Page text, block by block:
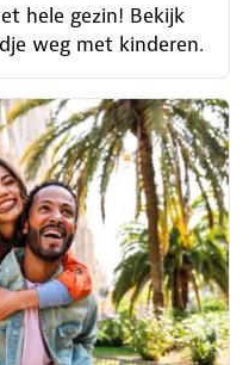
hele gezin! Bekijk
weg met kinderen.